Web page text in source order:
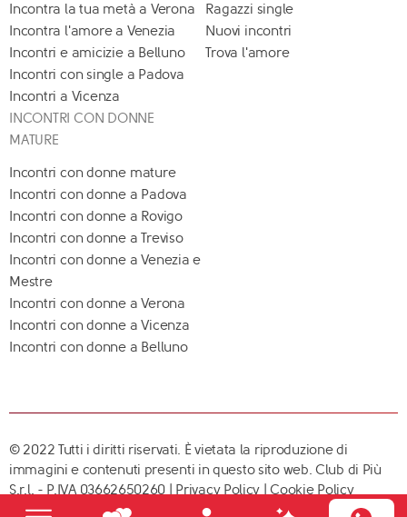
Incontra la tua metà a Verona
Incontra l'amore a Venezia
Incontri e amicizie a Belluno
Incontri con single a Padova
Incontri a Vicenza
Ragazzi single
Nuovi incontri
Trova l'amore
INCONTRI CON DONNE
MATURE
Incontri con donne mature
Incontri con donne a Padova
Incontri con donne a Rovigo
Incontri con donne a Treviso
Incontri con donne a Venezia e
Mestre
Incontri con donne a Verona
Incontri con donne a Vicenza
Incontri con donne a Belluno
© 2022 Tutti i diritti riservati. È vietata la riproduzione di
immagini e contenuti presenti in questo sito web. Club di Più
S.r.l. - P.IVA 03662650260 | Privacy Policy |Cookie Policy